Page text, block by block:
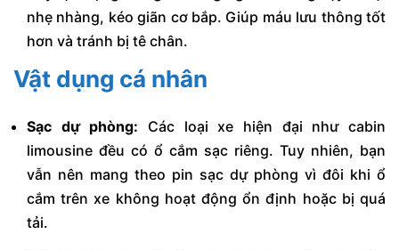
nhẹ nhàng, kéo giãn cơ bắp. Giúp máu lưu thông tốt
hơn và tránh bị tê chân.
Vật dụng cá nhân
Sạc dự phòng: Các loại xe hiện đại như cabin
limousine đều có ổ cắm sạc riêng. Tuy nhiên, bạn
vẫn nên mang theo pin sạc dự phòng vì đôi khi ổ
cắm trên xe không hoạt động ổn định hoặc bị quá
tải.